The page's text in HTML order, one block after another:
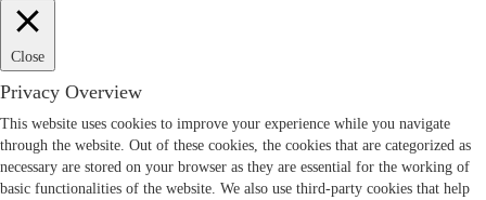
Close
Privacy Overview
This website uses cookies to improve your experience while you navigate
through the website. Out of these cookies, the cookies that are categorized as
necessary are stored on your browser as they are essential for the working of
basic functionalities of the website. We also use third-party cookies that help